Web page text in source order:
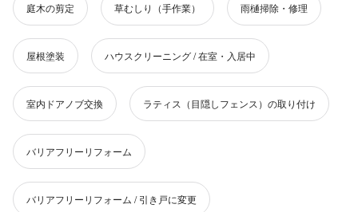
庭木の剪定 草むしり（手作業） 雨樋掃除・修理
屋根塗装 ハウスクリーニング / 在室・入居中
室内ドアノブ交換 ラティス（目隠しフェンス）の取り付け
バリアフリーリフォーム
バリアフリーリフォーム / 引き戸に変更